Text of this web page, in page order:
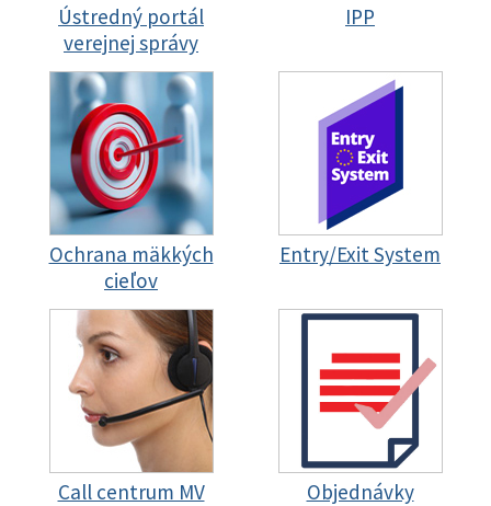
Ústredný portál
verejnej správy
IPP
Ochrana mäkkých
cieľov
Entry/Exit System
Call centrum MV
Objednávky